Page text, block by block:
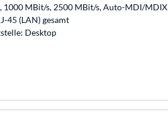
1000 MBit/s, 2500 MBit/s, Auto-MDI/MDIX
45 (LAN) gesamt
Desktop